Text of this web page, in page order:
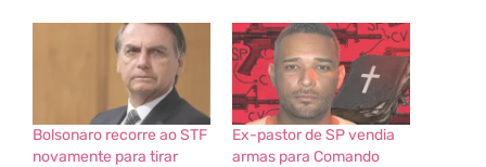
Bolsonaro recorre ao STF
novamente para tirar
Ex-pastor de SP vendia
armas para Comando